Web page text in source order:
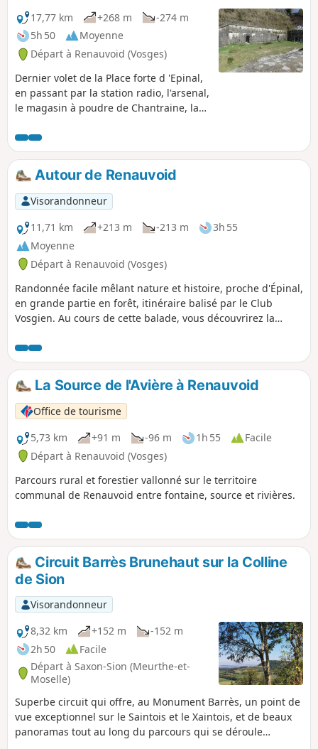
17,77 km
+268 m
-274 m
5h 50
Moyenne
Départ à Renauvoid (Vosges)
Dernier volet de la Place forte d 'Epinal,
en passant par la station radio, l'arsenal,
le magasin à poudre de Chantraine, la
la voie du Décauville et les magasins à
poudre du vallon d'Olima.
Autour de Renauvoid
Visorandonneur
11,71 km
+213 m -213 m
3h 55
Moyenne
Départ à Renauvoid (Vosges)
Randonnée facile mêlant nature et histoire, proche d'Épinal,
en grande partie en forêt, itinéraire balisé par le Club
Vosgien. Au cours de cette balade, vous découvrirez la
aviateurs abattus en juillet 1944, et plus loin la Fontaine de
la Couleuvre construite par les militaires pour abreuver
leurs chevaux.
La Source de l'Avière à Renauvoid
Office de tourisme
5,73 km
+91 m -96 m 1h 55
Facile
Départ à Renauvoid (Vosges)
Parcours rural et forestier vallonné sur le territoire
communal de Renauvoid entre fontaine, source et rivières.
Circuit Barrès Brunehaut sur la Colline
de Sion
Visorandonneur
8,32 km
+152 m
-152 m
2h 50
Facile
Départ à Saxon-Sion (Meurthe-et-
Moselle)
Superbe circuit qui offre, au Monument Barrès, un point de
vue exceptionnel sur le Saintois et le Xaintois, et de beaux
panoramas tout au long du parcours qui se déroule